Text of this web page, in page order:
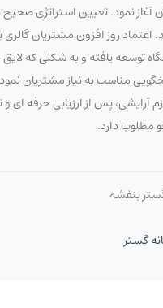
20 با تاسیس فروشگاه کوچکی در پاساژ تهران آغاز نمود. تعیین
روز افزون مشتریان گالری
توسعه یافته و به شکلی که
مناسب به نیاز مشتریان
آرایشی، پس از ارزیابی حرفه
مطلوب دارد.
بنفشه
گستر